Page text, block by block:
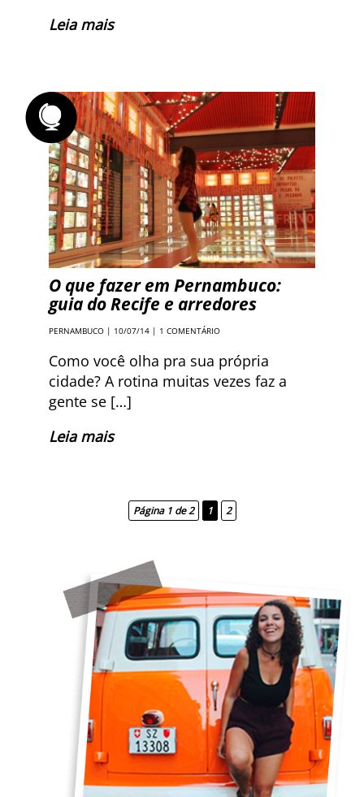
Leia mais
O que fazer em Pernambuco:
guia do Recife e arredores
PERNAMBUCO | 10/07/14 | 1 COMENTÁRIO
Como você olha pra sua própria
cidade? A rotina muitas vezes faz a
gente se […]
Leia mais
Página 1 de 2 1 2